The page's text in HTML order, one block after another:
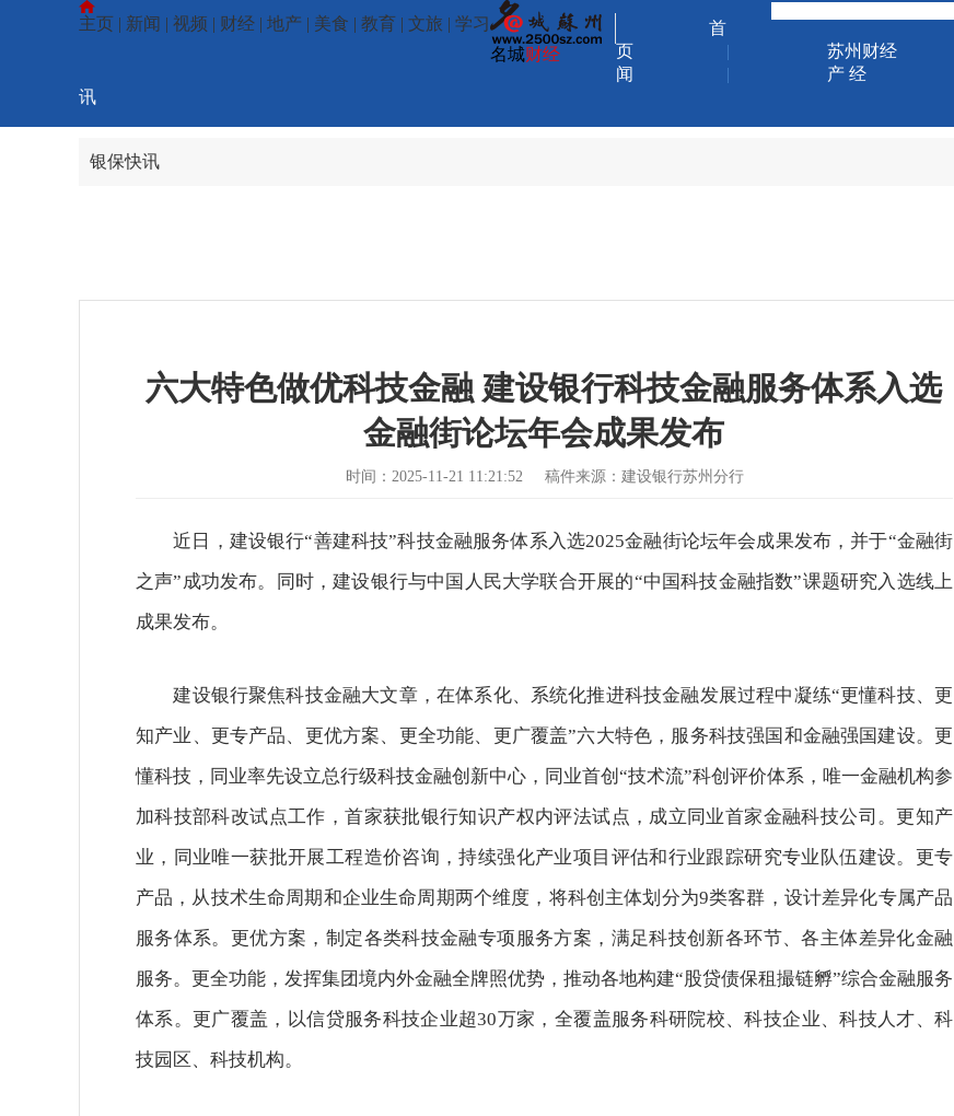
主页 | 新闻 | 视频 | 财经 | 地产 | 美食 | 教育 | 文旅 | 学习
名城财经
首
页
| 苏州财经
闻
| 产 经
讯
银保快讯
六大特色做优科技金融 建设银行科技金融服务体系入选
金融街论坛年会成果发布
时间：2025-11-21 11:21:52 稿件来源：建设银行苏州分行
近日，建设银行“善建科技”科技金融服务体系入选2025金融街论坛年会成果发布，并于“金融街
之声”成功发布。同时，建设银行与中国人民大学联合开展的“中国科技金融指数”课题研究入选线上
成果发布。
建设银行聚焦科技金融大文章，在体系化、系统化推进科技金融发展过程中凝练“更懂科技、更
知产业、更专产品、更优方案、更全功能、更广覆盖”六大特色，服务科技强国和金融强国建设。更
懂科技，同业率先设立总行级科技金融创新中心，同业首创“技术流”科创评价体系，唯一金融机构参
加科技部科改试点工作，首家获批银行知识产权内评法试点，成立同业首家金融科技公司。更知产
业，同业唯一获批开展工程造价咨询，持续强化产业项目评估和行业跟踪研究专业队伍建设。更专
产品，从技术生命周期和企业生命周期两个维度，将科创主体划分为9类客群，设计差异化专属产品
服务体系。更优方案，制定各类科技金融专项服务方案，满足科技创新各环节、各主体差异化金融
服务。更全功能，发挥集团境内外金融全牌照优势，推动各地构建“股贷债保租撮链孵”综合金融服务
体系。更广覆盖，以信贷服务科技企业超30万家，全覆盖服务科研院校、科技企业、科技人才、科
技园区、科技机构。